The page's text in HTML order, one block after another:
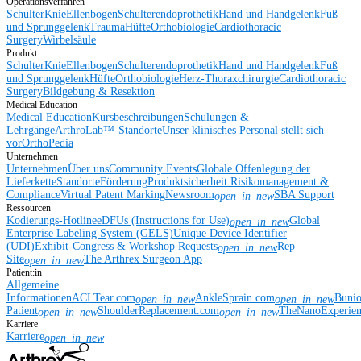
Operationsverfahren
SchulterKnieEllenbogenSchulterendoprothetikHand und HandgelenkFuß
und SprunggelenkTraumaHüfteOrthobiologieCardiothoracic
SurgeryWirbelsäule
Produkt
SchulterKnieEllenbogenSchulterendoprothetikHand und HandgelenkFuß
und SprunggelenkHüfteOrthobiologieHerz-ThoraxchirurgieCardiothoracic
SurgeryBildgebung & Resektion
Medical Education
Medical EducationKursbeschreibungenSchulungen &
LehrgängeArthroLab™-StandorteUnser klinisches Personal stellt sich
vorOrthoPedia
Unternehmen
UnternehmenÜber unsCommunity EventsGlobale Offenlegung der
LieferketteStandorteFörderungProduktsicherheit Risikomanagement &
ComplianceVirtual Patent MarkingNewsroomopen_in_newSBA Support
Ressourcen
Kodierungs-HotlineeDFUs (Instructions for Use)open_in_newGlobal
Enterprise Labeling System (GELS)Unique Device Identifier
(UDI)Exhibit-Congress & Workshop Requestsopen_in_newRep
Siteopen_in_newThe Arthrex Surgeon App
Patient:in
Allgemeine
InformationenACLTear.comopen_in_newAnkleSprain.comopen_in_new
Patientopen_in_newShoulderReplacement.comopen_in_new
Karriere
Karriereopen_in_new